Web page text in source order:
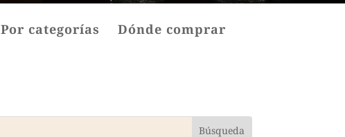
Por categorías
Dónde comprar